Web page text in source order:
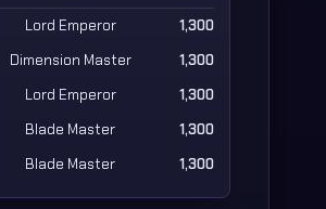
Lord Emperor
1,300
Dimension Master
1,300
Lord Emperor
1,300
Blade Master
1,300
Blade Master 1,300